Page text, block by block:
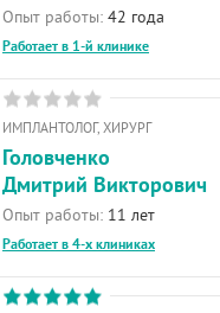
Опыт работы: 42 года
Работает в 1-й клинике
ИМПЛАНТОЛОГ, ХИРУРГ
Головченко
Дмитрий Викторович
Опыт работы: 11 лет
Работает в 4-х клиниках